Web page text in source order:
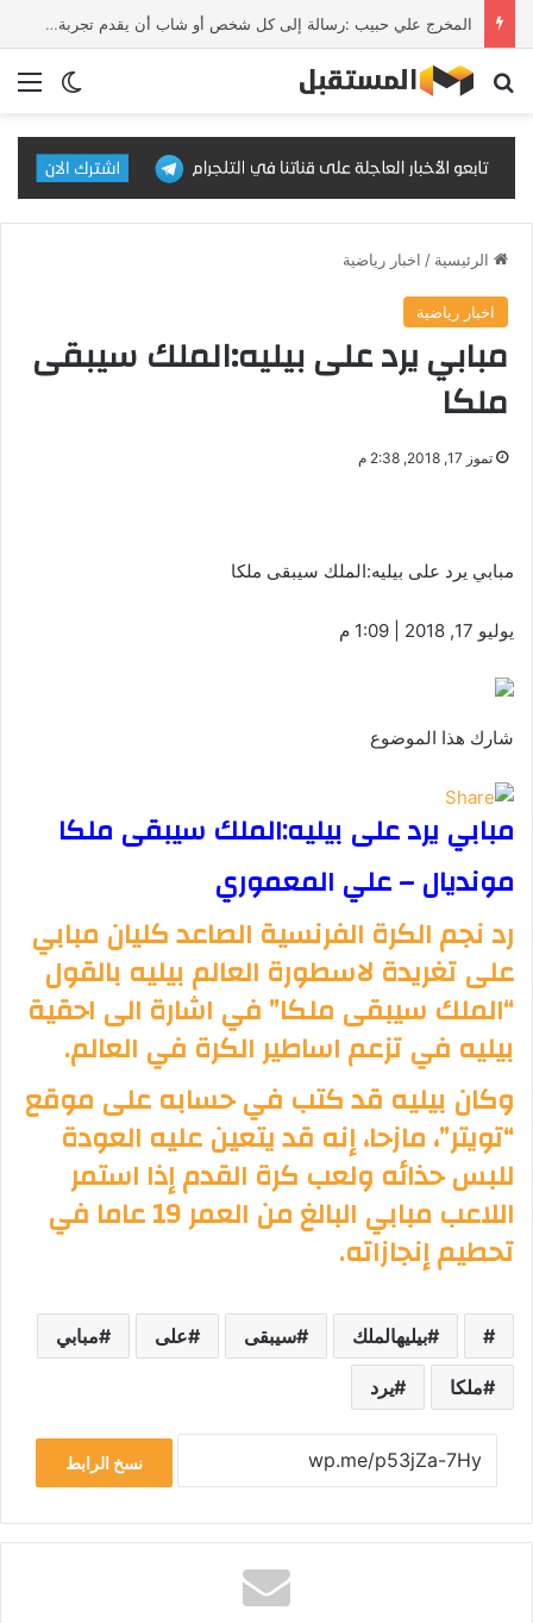
المخرج علي حبيب :رسالة إلى كل شخص أو شاب أن يقدم تجربة يؤمن بالحلم لأنها سوف تنبني منجز عربي
الوضع بحث عن
الرئيسية / اخبار رياضية
اخبار رياضية
مبابي يرد على بيليه:الملك سيبقى
ملكا
تموز 17, 2018, 2:38 م
مبابي يرد على بيليه:الملك سيبقى ملكا
يوليو 17, 2018 | 1:09 م
شارك هذا الموضوع
مبابي يرد على بيليه:الملك سيبقى ملكا
مونديال – علي المعموري
رد نجم الكرة الفرنسية الصاعد كليان مبابي
على تغريدة لاسطورة العالم بيليه بالقول
“الملك سيبقى ملكا” في اشارة الى احقية
بيليه في تزعم اساطير الكرة في العالم.
وكان بيليه قد كتب في حسابه على موقع
“تويتر”، مازحا، إنه قد يتعين عليه العودة
للبس حذائه ولعب كرة القدم إذا استمر
اللاعب مبابي البالغ من العمر 19 عاما في
تحطيم إنجازاته.
بيليهالملك سيبقى على مبابي
ملكا يرد
نسخ الرابط